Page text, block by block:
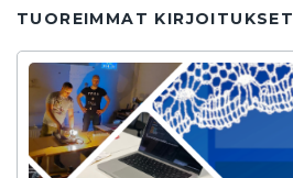
TUOREIMMAT KIRJOITUKSET